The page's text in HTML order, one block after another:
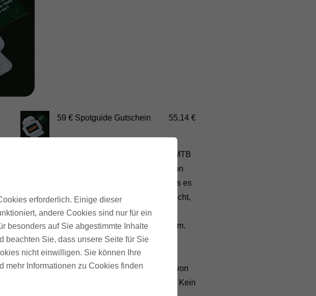
59 € Spotguide Gutschein 55,14 €
Verschenke wertvolle Urlaubszeit! Unsere MTB
Spotguides nehmen der beschenkten Person
über 90% der Urlaubsplanung ab. Alles, was es
für einen unvergesslichen MTB Urlaub braucht,
steckt in einem PDF. Die besten Trails,
Übernachtungsmöglichkeiten, Kulinarik u.v.m.
Der Gutschein kommt in einer liebevoll
designten Geschenkverpackung innerhalb von
4-5 Werktagen zu dir nach Hause. Zu spät? Kein
erforderlich. Einige dieser
andere Cookies sind nur für ein
besonders auf Sie abgestimmte Inhalte
beachten Sie, dass unsere Seite für Sie
nicht einwilligen. Sie können Ihre
mehr Informationen zu Cookies finden